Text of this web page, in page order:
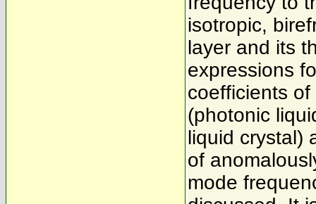
isotropic,
layer and its
expressions
coefficients
(photonic
liquid crystal)
of
mode